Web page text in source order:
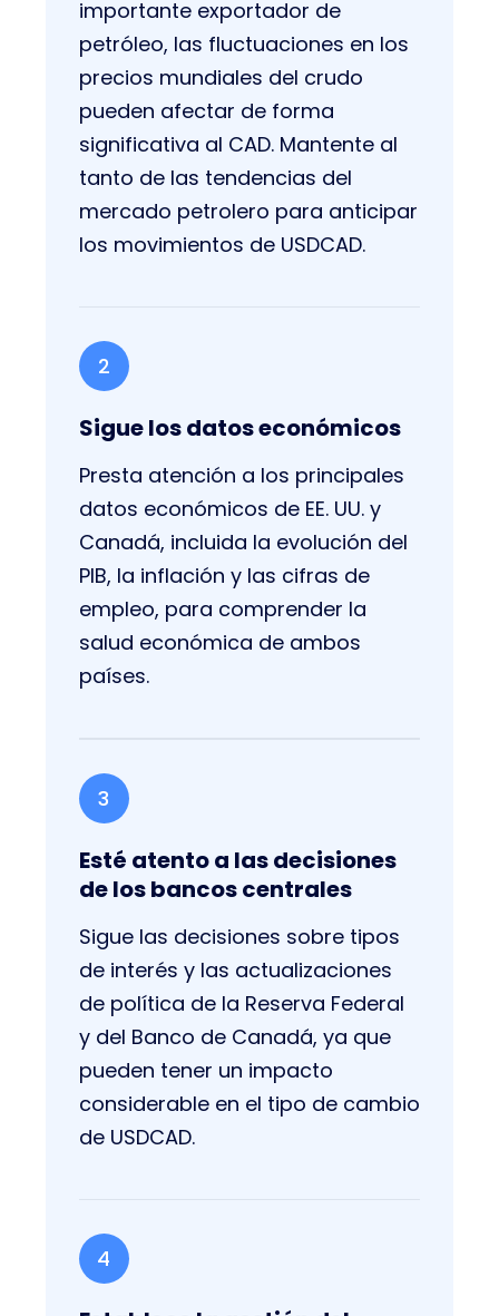
importante exportador de
petróleo, las fluctuaciones en los
precios mundiales del crudo
pueden afectar de forma
significativa al CAD. Mantente al
tanto de las tendencias del
mercado petrolero para anticipar
los movimientos de USDCAD.
2
Sigue los datos económicos
Presta atención a los principales
datos económicos de EE. UU. y
Canadá, incluida la evolución del
PIB, la inflación y las cifras de
empleo, para comprender la
salud económica de ambos
países.
3
Esté atento a las decisiones
de los bancos centrales
Sigue las decisiones sobre tipos
de interés y las actualizaciones
de política de la Reserva Federal
y del Banco de Canadá, ya que
pueden tener un impacto
considerable en el tipo de cambio
de USDCAD.
4